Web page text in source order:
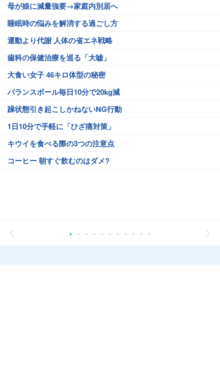
母が娘に減量強要→家庭内別居へ
睡眠時の悩みを解消する過ごし方
運動より代謝 人体の省エネ戦略
歯科の保健治療を巡る「大嘘」
大食い女子 46キロ体型の秘密
バランスボール毎日10分で20kg減
躁状態引き起こしかねないNG行動
1日10分で手軽に「ひざ痛対策」
キウイを食べる際の3つの注意点
コーヒー 朝すぐ飲むのはダメ?